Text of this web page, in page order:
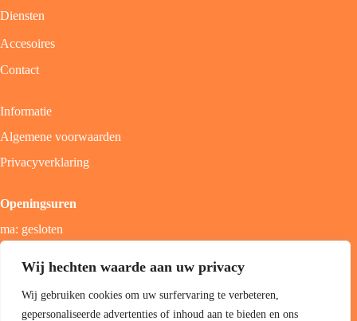
Wij hechten waarde aan uw privacy
Wij gebruiken cookies om uw surfervaring te verbeteren,
gepersonaliseerde advertenties of inhoud aan te bieden en ons
Diensten
Accesoires
Contact
Informatie
Algemene voorwaarden
Privacyverklaring
Openingsuren
ma: gesloten
zon; gesloten